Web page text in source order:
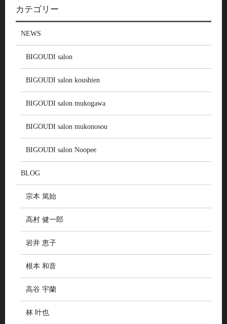
カテゴリー
NEWS
BIGOUDI salon
BIGOUDI salon koushien
BIGOUDI salon mukogawa
BIGOUDI salon mukonosou
BIGOUDI salon Noopee
BLOG
宗本 篤始
高村 健一郎
岩井 恵子
根本 和音
高谷 宇蘭
林 叶也